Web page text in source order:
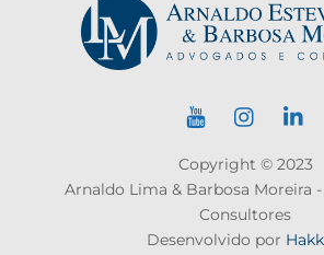
Copyright © 2023
Arnaldo Lima & Barbosa Moreira
Consultores
Desenvolvido por